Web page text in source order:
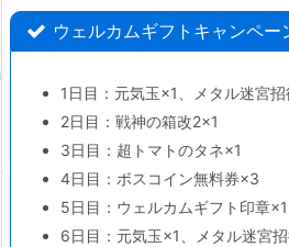
ウェルカムギフトキャンペ
1日目：元気玉×1、メタル迷宮招
2日目：戦神の箱改2×1
3日目：超トマトのタネ×1
4日目：ボスコイン無料券×3
5日目：ウェルカムギフト印章×1
6日目：元気玉×1、メタル迷宮